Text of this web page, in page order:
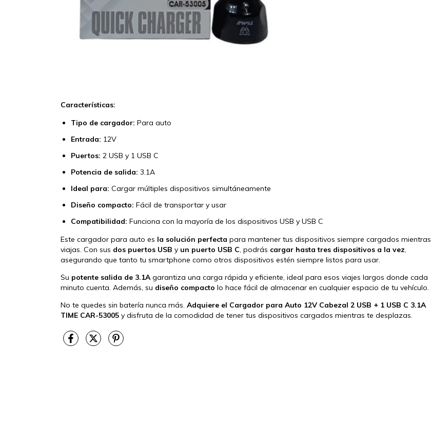
Características:
Tipo de cargador: Para auto
Entrada: 12V
Puertos: 2 USB y 1 USB C
Potencia de salida: 3.1A
Ideal para: Cargar múltiples dispositivos simultáneamente
Diseño compacto: Fácil de transportar y usar
Compatibilidad: Funciona con la mayoría de los dispositivos USB y USB C
Este cargador para auto es la solución perfecta para mantener tus dispositivos siempre cargados mientras
viajas. Con sus dos puertos USB y un puerto USB C, podrás cargar hasta tres dispositivos a la vez,
asegurando que tanto tu smartphone como otros dispositivos estén siempre listos para usar.
Su potente salida de 3.1Agarantiza una carga rápida y eficiente, ideal para esos viajes largos donde cada
minuto cuenta. Además, su diseño compacto lo hace fácil de almacenar en cualquier espacio de tu vehículo.
No te quedes sin batería nunca más. Adquiere el Cargador para Auto 12V Cabezal 2 USB + 1 USB C 3.1A
TIME CAR-53005 y disfruta de la comodidad de tener tus dispositivos cargados mientras te desplazas.